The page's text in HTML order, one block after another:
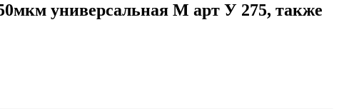
универсальная М арт У 275, также